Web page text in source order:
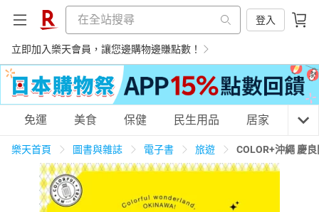
登入
立即加入樂天會員，讓您邊購物邊賺點數！
購物網分類
天天免運
免運 美食 保健 民生用品 居家 3C
樂天首頁 圖書與雜誌 電子書 旅遊 COLOR+沖繩 慶